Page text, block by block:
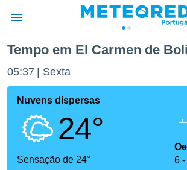
da
foi
fornecidas
a este
Tempo em El Carmen de
05:37 Sexta
Nuvens dispersas
24°
Sensação de 24°
6